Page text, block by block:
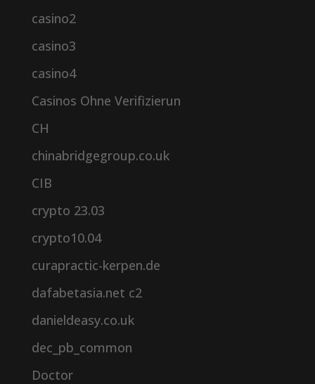
casino2
casino3
casino4
Casinos Ohne Verifizierun
CH
chinabridgegroup.co.uk
CIB
crypto 23.03
crypto10.04
curapractic-kerpen.de
dafabetasia.net c2
danieldeasy.co.uk
dec_pb_common
Doctor